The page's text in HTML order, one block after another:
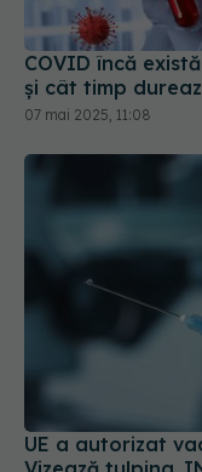
COVID încă
și cât timp
07 mai 2025, 11:08
UE a autorizat